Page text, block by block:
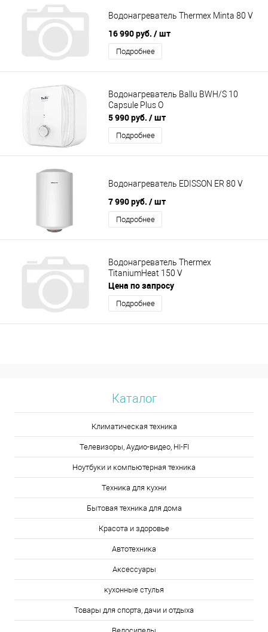
Водонагреватель Thermex Minta 80 V
16 990 руб. / шт
Подробнее
Водонагреватель Ballu BWH/S 10
Capsule Plus O
5 990 руб. / шт
Подробнее
Водонагреватель EDISSON ER 80 V
7 990 руб. / шт
Подробнее
Водонагреватель Thermex
TitaniumHeat 150 V
Цена по запросу
Подробнее
Каталог
Климатическая техника
Телевизоры, Аудио-видео, HI-FI
Ноутбуки и компьютерная техника
Техника для кухни
Бытовая техника для дома
Красота и здоровье
Автотехника
Аксессуары
кухонные стулья
Товары для спорта, дачи и отдыха